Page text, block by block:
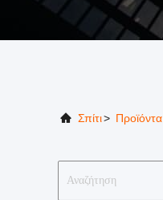
Σπίτι> Προϊόντα